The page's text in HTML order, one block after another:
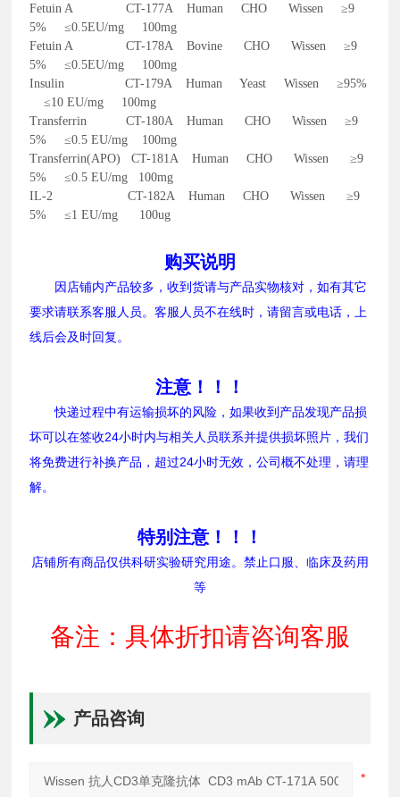
Fetuin A CT-177A Human CHO Wissen ≥9
5% ≤0.5EU/mg 100mg
Fetuin A CT-178A Bovine CHO Wissen ≥9
5% ≤0.5EU/mg 100mg
Insulin CT-179A Human Yeast Wissen ≥95%
≤10 EU/mg 100mg
Transferrin CT-180A Human CHO Wissen ≥9
5% ≤0.5 EU/mg 100mg
Transferrin(APO) CT-181A Human CHO Wissen ≥9
5% ≤0.5 EU/mg 100mg
IL-2 CT-182A Human CHO Wissen ≥9
5% ≤1 EU/mg 100ug
购买说明
因店铺内产品较多，收到货请与产品实物核对，如有其它
要求请联系客服人员。客服人员不在线时，请留言或电话，上
线后会及时回复。
注意！！！
快递过程中有运输损坏的风险，如果收到产品发现产品损
坏可以在签收24小时内与相关人员联系并提供损坏照片，我们
将免费进行补换产品，超过24小时无效，公司概不处理，请理
解。
特别注意！！！
店铺所有商品仅供科研实验研究用途。禁止口服、临床及药用
等
备注：具体折扣请咨询客服
产品咨询